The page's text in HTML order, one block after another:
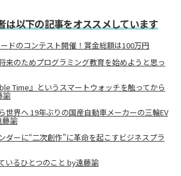
は以下の記事をオススメしています
ドのコンテスト開催！賞金総額は100万円
来のためプログラミング教育を始めようと思っ
Time』というスマートウォッチを触ってから
諭
世界へ 19年ぶりの国産自動車メーカーの三輪EV
藤諭
ダーに“二次創作”に革命を起こすビジネスプラ
いるひとつのこと by遠藤諭